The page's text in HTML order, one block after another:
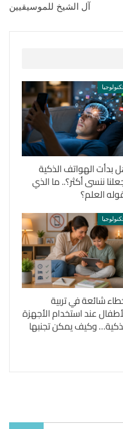
آل الشيخ للموسيقيين
بدأت الهواتف الذكية
ننسى أكثر؟.. ما الذي
العلم؟
شائعة في تربية
عند استخدام الأجهزة
وكيف يمكن تجنبها